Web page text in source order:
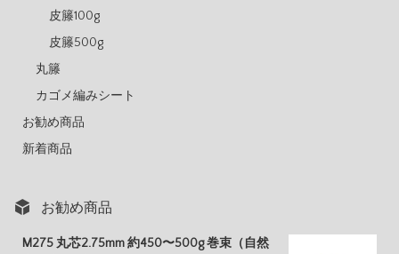
皮籐100g
皮籐500g
丸籐
カゴメ編みシート
お勧め商品
新着商品
お勧め商品
M275 丸芯2.75mm 約450〜500g 巻束（自然